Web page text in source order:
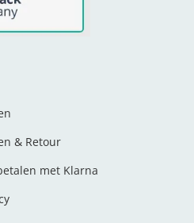
& Retour
met Klarna